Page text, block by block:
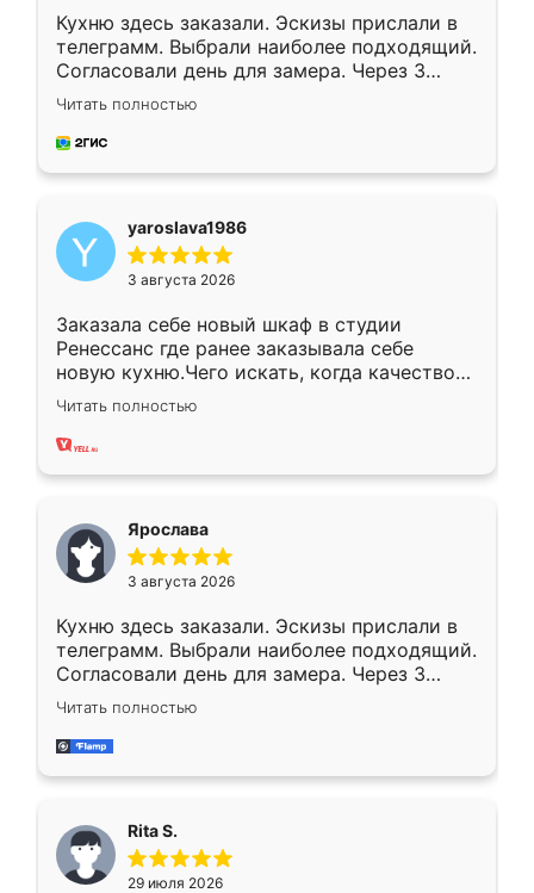
Кухню здесь заказали. Эскизы прислали в
телеграмм. Выбрали наиболее подходящий.
Согласовали день для замера. Через 3
недели кухня была уже готова. Остались
довольны работой. Спасибо Ренессанс
мебель за качественную работу!
Читать полностью
yaroslava1986
3 августа 2026
Заказала себе новый шкаф в студии
Ренессанс где ранее заказывала себе
новую кухню.Чего искать, когда качеством
вполне довольна. Служит кухня уже почти
два года, нареканий нет.
Читать полностью
Ярослава
3 августа 2026
Кухню здесь заказали. Эскизы прислали в
телеграмм. Выбрали наиболее подходящий.
Согласовали день для замера. Через 3
недели кухня была уже готова. Остались
довольны работой. Спасибо Ренессанс
мебель за качественную работу!
Читать полностью
Rita S.
29 июля 2026